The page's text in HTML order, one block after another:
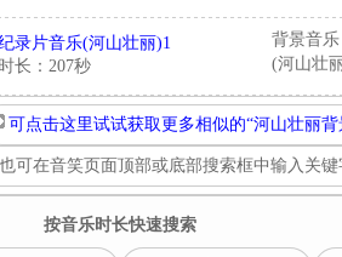
录片音乐(河山壮丽)1
时长：207秒
背景音乐
(河山壮
可点击这里试试获取更多相似的“河山壮丽背
可在音笑页面顶部或底部搜索框中输入关键
按音乐时长快速搜索